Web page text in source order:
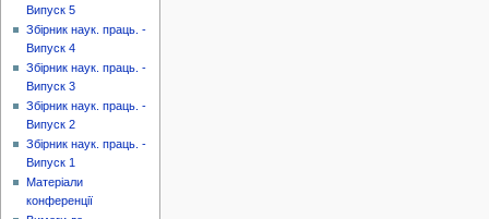
Випуск 5
Збірник наук. праць. -
Випуск 4
Збірник наук. праць. -
Випуск 3
Збірник наук. праць. -
Випуск 2
Збірник наук. праць. -
Випуск 1
Матеріали
конференції